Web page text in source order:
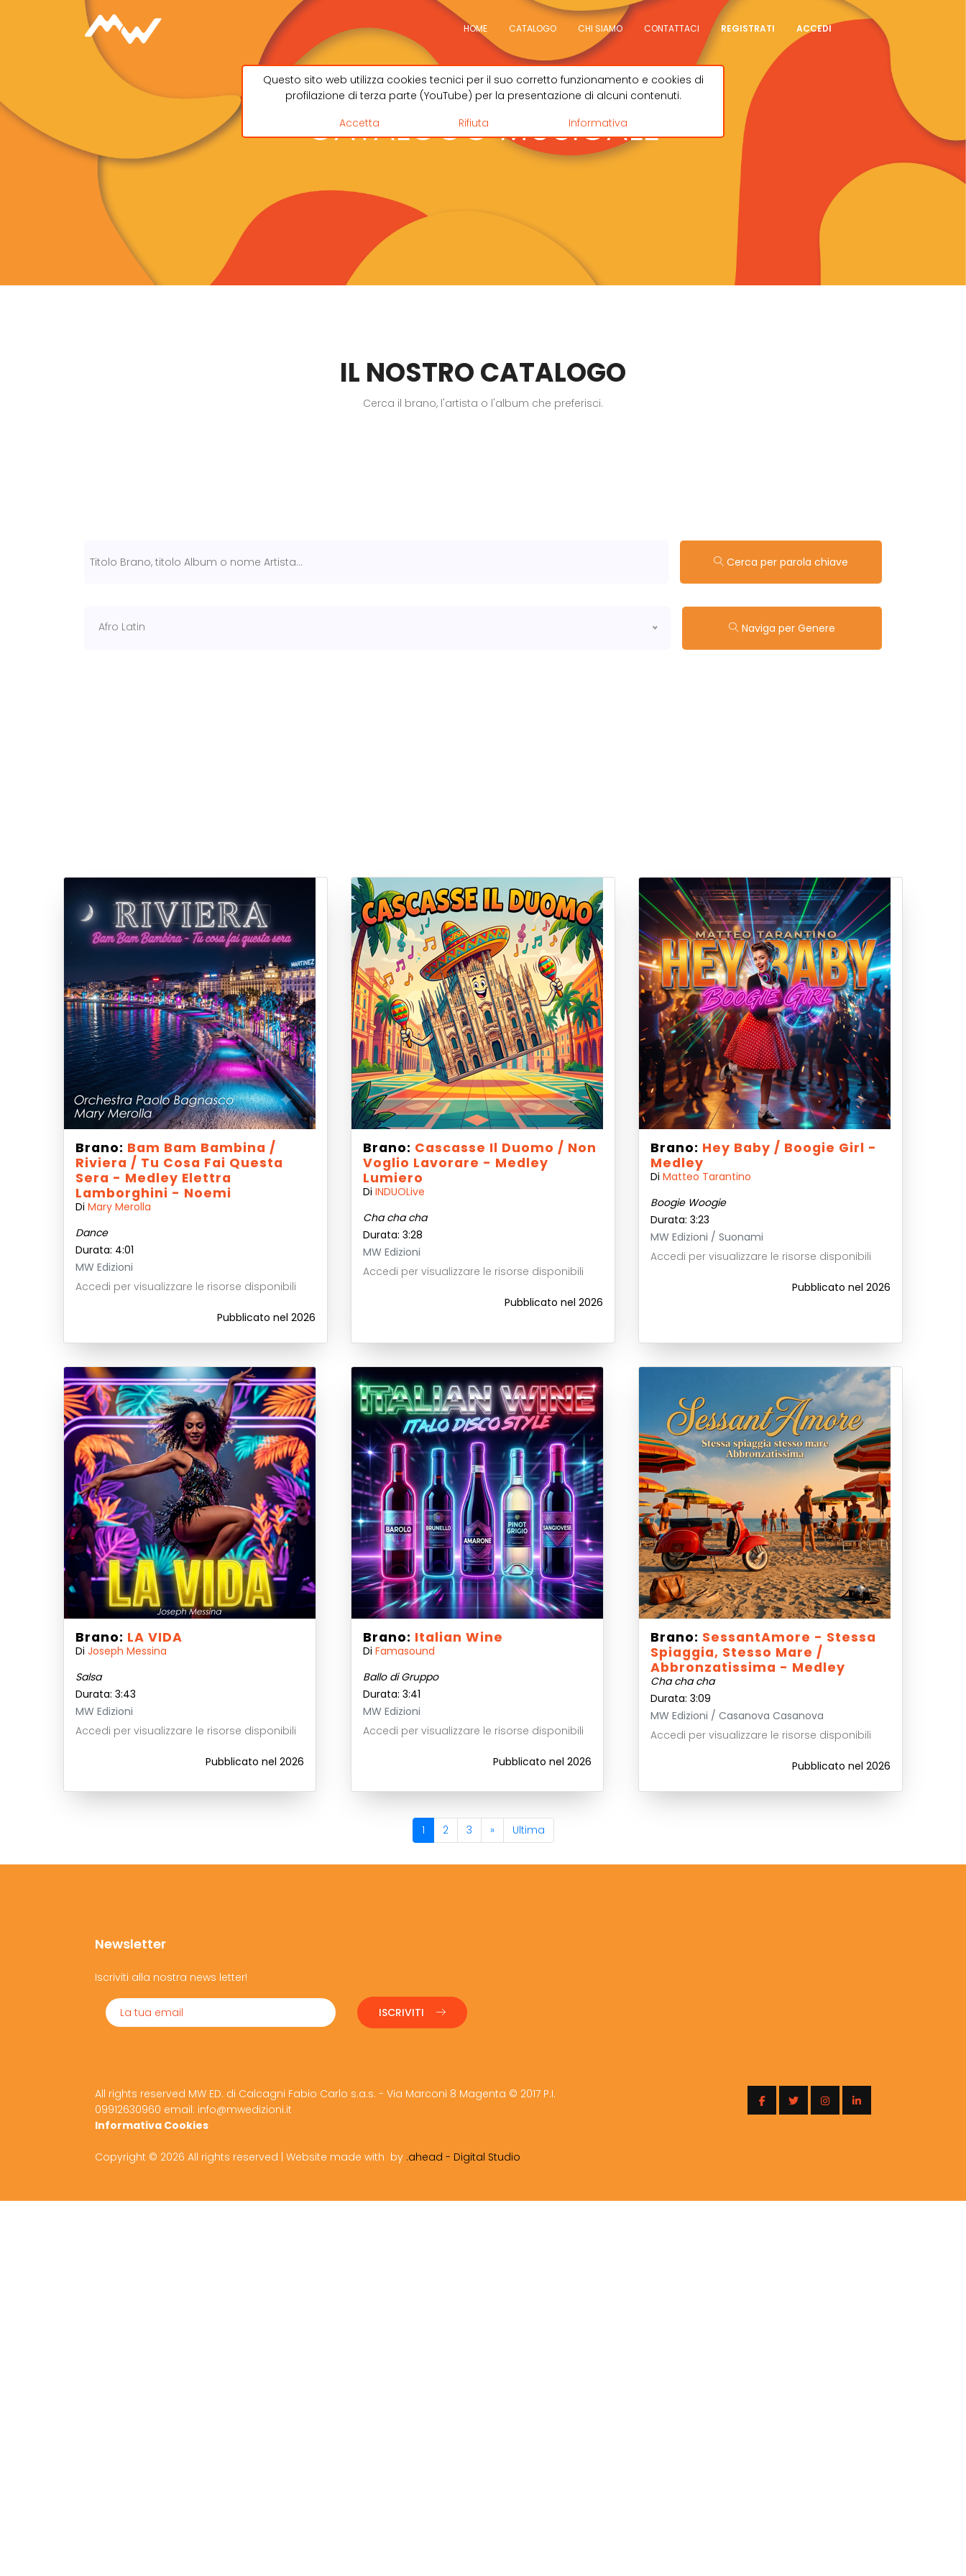
HOME CATALOGO CHI SIAMO CONTATTACI REGISTRATI ACCEDI
Questo sito web utilizza cookies tecnici per il suo corretto funzionamento e cookies di
profilazione di terza parte (YouTube) per la presentazione di alcuni contenuti.
Accetta
Rifiuta Informativa
CATALOGO MUSICALE
IL NOSTRO CATALOGO
Cerca il brano, l'artista o l'album che preferisci.
Cerca per parola chiave
Afro Latin Naviga per Genere
Brano: Bam Bam Bambina /
Riviera / Tu Cosa Fai Questa
Sera - Medley Elettra
Lamborghini - Noemi
Di Mary Merolla
Dance
Durata: 4:01
MW Edizioni
Accedi per visualizzare le risorse disponibili
Pubblicato nel 2026
Brano: Cascasse Il Duomo / Non
Voglio Lavorare - Medley
Lumiero
Di INDUOLive
Cha cha cha
Durata: 3:28
MW Edizioni
Accedi per visualizzare le risorse disponibili
Pubblicato nel 2026
Brano: Hey Baby / Boogie Girl -
Medley
Di Matteo Tarantino
Boogie Woogie
Durata: 3:23
MW Edizioni / Suonami
Accedi per visualizzare le risorse disponibili
Pubblicato nel 2026
Brano: LA VIDA
Di Joseph Messina
Salsa
Durata: 3:43
MW Edizioni
Accedi per visualizzare le risorse disponibili
Pubblicato nel 2026
Brano: Italian Wine
Di Famasound
Ballo di Gruppo
Durata: 3:41
MW Edizioni
Accedi per visualizzare le risorse disponibili
Pubblicato nel 2026
Brano: SessantAmore - Stessa
Spiaggia, Stesso Mare /
Abbronzatissima - Medley
Cha cha cha
Durata: 3:09
MW Edizioni / Casanova Casanova
Accedi per visualizzare le risorse disponibili
Pubblicato nel 2026
1 2 3 » Ultima
Newsletter
Iscriviti alla nostra news letter!
ISCRIVITI
All rights reserved MW ED. di Calcagni Fabio Carlo s.a.s. - Via Marconi 8 Magenta © 2017 P.I.
09912630960 email: info@mwedizioni.it
Informativa Cookies
Copyright © 2026 All rights reserved | Website made with by .ahead - Digital Studio